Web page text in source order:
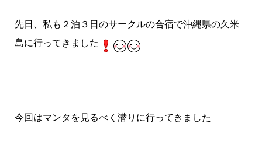
先日、私も２泊３日のサークルの合宿で沖縄県の久米
島に行ってきました
今回はマンタを見るべく潜りに行ってきました